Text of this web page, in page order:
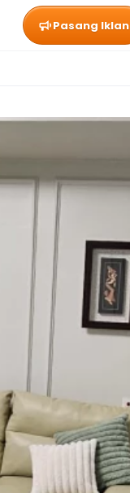
Pasang Iklan